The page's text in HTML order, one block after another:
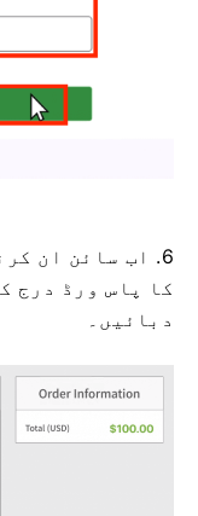
6. اب سائن ان
کا پاس ورڈ درج
دبائیں۔